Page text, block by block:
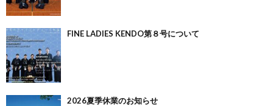
FINE LADIES KENDO第８号について
2026夏季休業のお知らせ